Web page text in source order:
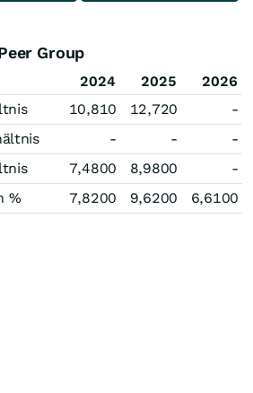
Group
2024 2025
2026
10,810 12,720
-
- -
-
7,4800 8,9800
-
%
7,8200 9,6200 6,6100